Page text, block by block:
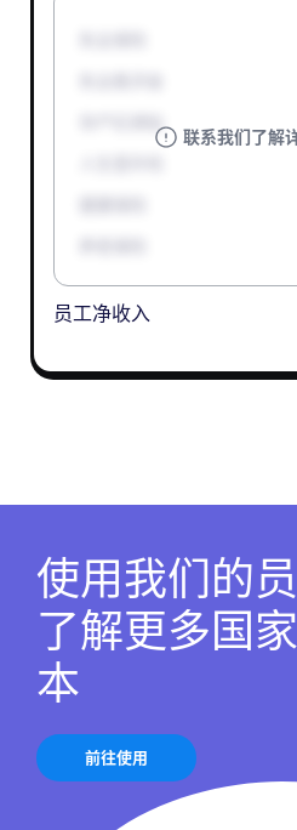
联系我们了解
孕产妇津贴
员工净收入
使用我们的
了解更多国
本
前往使用